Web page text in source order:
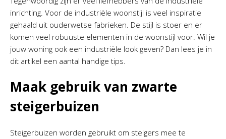
inrichting. Voor de industriële woonstijl is veel inspiratie
gehaald uit ouderwetse fabrieken. De stijl is stoer en er
komen veel robuuste elementen in de woonstijl voor. Wil je
jouw woning ook een industriële look geven? Dan lees je in
dit artikel een aantal handige tips.
Maak gebruik van zwarte
steigerbuizen
Steigerbuizen worden gebruikt om steigers mee te